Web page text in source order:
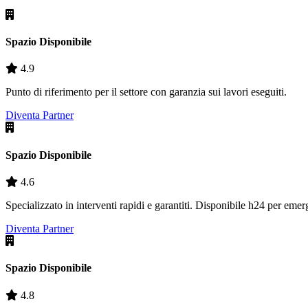
Spazio Disponibile
4.9
Punto di riferimento per il settore con garanzia sui lavori eseguiti.
Diventa Partner
Spazio Disponibile
4.6
Specializzato in interventi rapidi e garantiti. Disponibile h24 per
Diventa Partner
Spazio Disponibile
4.8